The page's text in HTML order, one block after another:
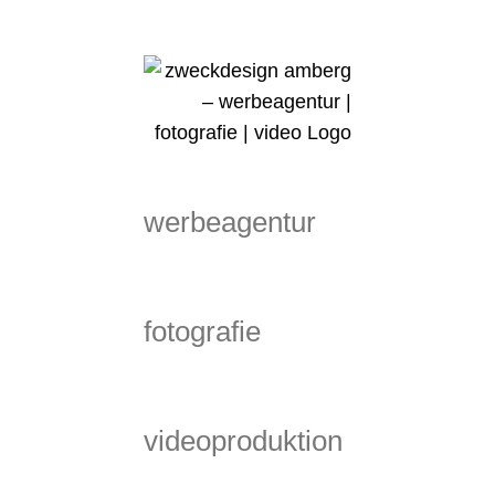
werbeagentur
fotografie
videoproduktion